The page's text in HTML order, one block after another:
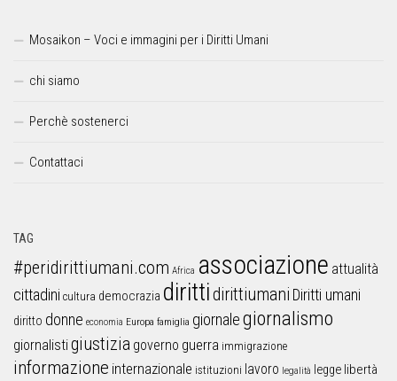
Mosaikon – Voci e immagini per i Diritti Umani
chi siamo
Perchè sostenerci
Contattaci
TAG
#peridirittiumani.com Africa associazione attualità
cittadini cultura democrazia dirittidirittiumani Diritti umani
diritto donne economia Europa famiglia giornalegiornalismo
giornalistigiustizia governo guerra immigrazione
informazione internazionale istituzioni lavoro legalità legge libertà